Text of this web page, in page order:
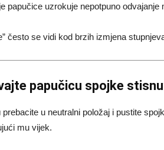
papučice uzrokuje nepotpuno
često se vidi kod brzih izmjena
papučicu spojke
u neutralni položaj i pustite
mu vijek.